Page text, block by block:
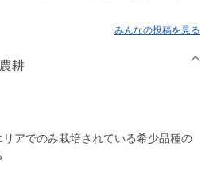
みんなの投稿を見る
耕
アでのみ栽培されている希少品種の